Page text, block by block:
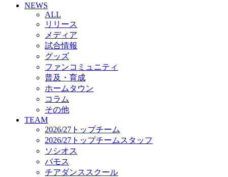
バモス
チアダンススクール
ボランティアチーム「volundeer」
ビクトリーロード
HOMEGAME
観戦ルール＆マナー
ホームゲーム運営管理規定
Jリーグ運営管理規定
写真・動画使用ガイドライン
ロートフィールド奈良
SCHEDULE
2026/27
練習見学時のファンサービスについて
TICKET
奈良クラブ明治安田J3リーグ2026/27シーズン試合
奈良クラブ明治安田Ｊ3リーグ 2026/27シーズン「
観戦ルール＆マナー
NEWS
ALL
リリース
メディア
試合情報
グッズ
ファンコミュニティ
普及・育成
ホームタウン
コラム
その他
TEAM
2026/27トップチーム
2026/27トップチームスタッフ
ソシオス
バモス
チアダンススクール